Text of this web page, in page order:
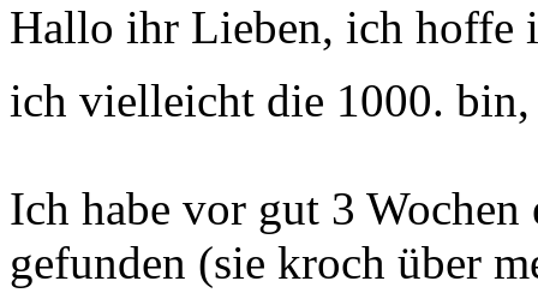
Hallo ihr Lieben, ich hoffe
ich vielleicht die 1000.
Ich habe vor gut 3 Wochen
gefunden (sie kroch über